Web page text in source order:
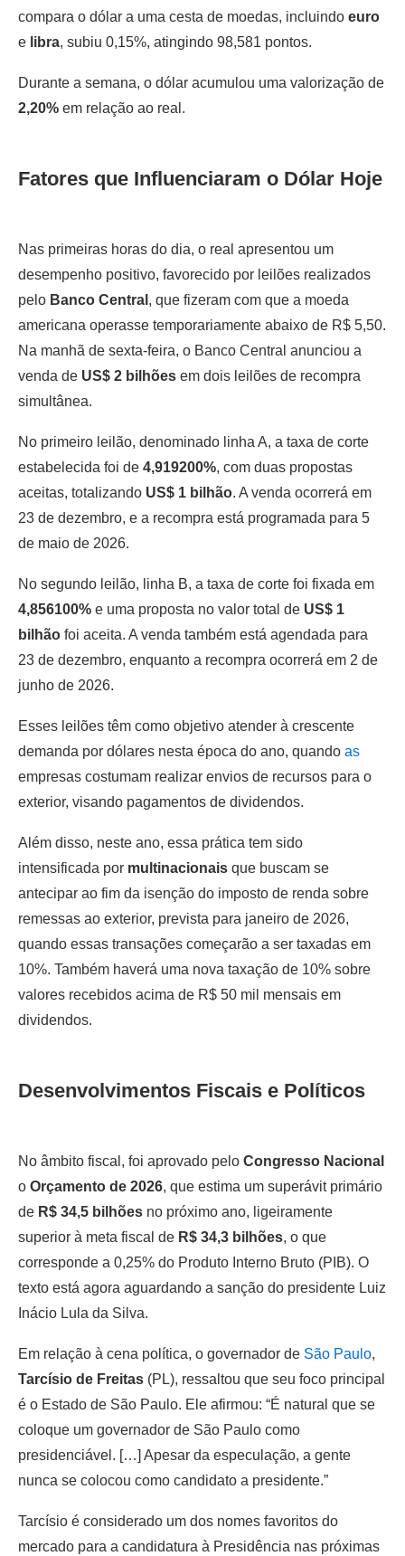
compara o dólar a uma cesta de moedas, incluindo euro
e libra, subiu 0,15%, atingindo 98,581 pontos.
Durante a semana, o dólar acumulou uma valorização de
2,20% em relação ao real.
Fatores que Influenciaram o Dólar Hoje
Nas primeiras horas do dia, o real apresentou um
desempenho positivo, favorecido por leilões realizados
pelo Banco Central , que fizeram com que a moeda
americana operasse temporariamente abaixo de R$ 5,50.
Na manhã de sexta-feira, o Banco Central anunciou a
venda de US$ 2 bilhões em dois leilões de recompra
simultânea.
No primeiro leilão, denominado linha A, a taxa de corte
estabelecida foi de 4,919200%, com duas propostas
aceitas, totalizando US$ 1 bilhão. A venda ocorrerá em
23 de dezembro, e a recompra está programada para 5
de maio de 2026.
No segundo leilão, linha B, a taxa de corte foi fixada em
4,856100% e uma proposta no valor total de US$ 1
bilhão foi aceita. A venda também está agendada para
23 de dezembro, enquanto a recompra ocorrerá em 2 de
junho de 2026.
Esses leilões têm como objetivo atender à crescente
demanda por dólares nesta época do ano, quando as
empresas costumam realizar envios de recursos para o
exterior, visando pagamentos de dividendos.
Além disso, neste ano, essa prática tem sido
intensificada por multinacionais que buscam se
antecipar ao fim da isenção do imposto de renda sobre
remessas ao exterior, prevista para janeiro de 2026,
quando essas transações começarão a ser taxadas em
10%. Também haverá uma nova taxação de 10% sobre
valores recebidos acima de R$ 50 mil mensais em
dividendos.
Desenvolvimentos Fiscais e Políticos
No âmbito fiscal, foi aprovado pelo Congresso Nacional
o Orçamento de 2026, que estima um superávit primário
de R$ 34,5 bilhões no próximo ano, ligeiramente
superior à meta fiscal de R$ 34,3 bilhões, o que
corresponde a 0,25% do Produto Interno Bruto (PIB). O
texto está agora aguardando a sanção do presidente Luiz
Inácio Lula da Silva.
Em relação à cena política, o governador de São Paulo,
Tarcísio de Freitas (PL), ressaltou que seu foco principal
é o Estado de São Paulo. Ele afirmou: “É natural que se
coloque um governador de São Paulo como
presidenciável. […] Apesar da especulação, a gente
nunca se colocou como candidato a presidente.”
Tarcísio é considerado um dos nomes favoritos do
mercado para a candidatura à Presidência nas próximas